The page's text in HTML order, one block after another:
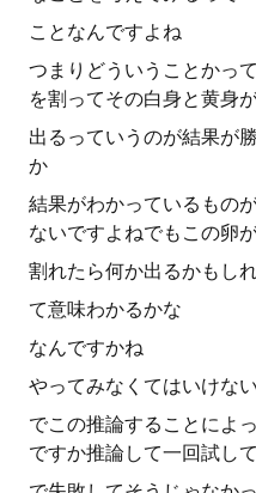
ことなんですよね
つまりどういうことかっ
を割ってその白身と黄身
出るっていうのが結果が
か
結果がわかっているもの
ないですよねでもこの卵
割れたら何か出るかもし
て意味わかるかな
なんですかね
やってみなくてはいけな
でこの推論することによ
ですか推論して一回試し